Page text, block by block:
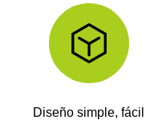
Diseño simple, fácil